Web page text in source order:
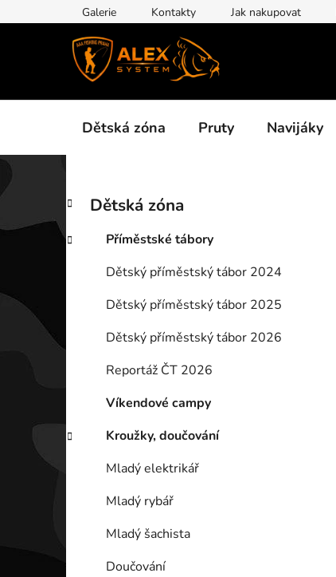
na
Galerie Kontakty Jak nakupovat
Dětská zóna Pruty Navijáky
P
s
e
Přeskočit
kategorie
K
a
e
Dětská zóna
Příměstské tábory
Dětský příměstský tábor 2024
Dětský příměstský tábor 2025
Dětský příměstský tábor 2026
Reportáž ČT 2026
Víkendové campy
Kroužky, doučování
Mladý elektrikář
Mladý rybář
Mladý šachista
Doučování